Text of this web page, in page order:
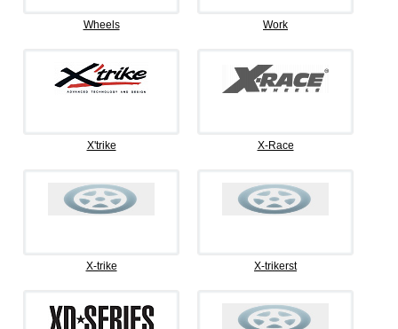
Wheels Work
X'trike X-Race
X-trike X-trikerst